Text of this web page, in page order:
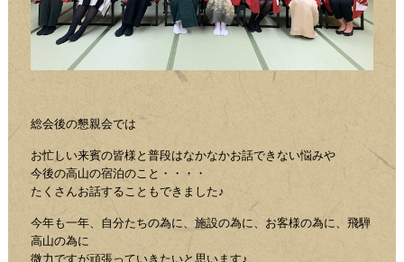
総会後の懇親会では
お忙しい来賓の皆様と普段はなかなかお話できない悩みや
今後の高山の宿泊のこと・・・・
たくさんお話することもできました♪
今年も一年、自分たちの為に、施設の為に、お客様の為に、飛騨
高山の為に
微力ですが頑張っていきたいと思います♪